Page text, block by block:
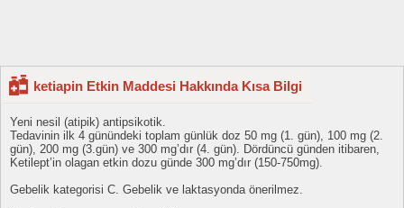
ketiapin Etkin Maddesi Hakkında Kısa Bilgi
Yeni nesil (atipik) antipsikotik.
Tedavinin ilk 4 günündeki toplam günlük doz 50 mg (1. gün), 100 mg (2.
gün), 200 mg (3.gün) ve 300 mg’dır (4. gün). Dördüncü günden itibaren,
Ketilept’in olagan etkin dozu günde 300 mg’dır (150-750mg).
Gebelik kategorisi C. Gebelik ve laktasyonda önerilmez.